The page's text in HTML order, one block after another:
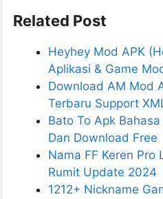
Related Post
Heyhey Mod APK
Aplikasi & Game
Download AM Mod
Terbaru Support
Bato To Apk
Dan Download Free
Nama FF Keren Pro
Rumit Update 2024
1212+ Nickname